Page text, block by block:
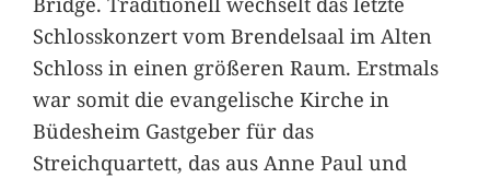
Schlosskonzert vom Brendelsaal im Alten
Schloss in einen größeren Raum. Erstmals
war somit die evangelische Kirche in
Büdesheim Gastgeber für das
Streichquartett, das aus Anne Paul und